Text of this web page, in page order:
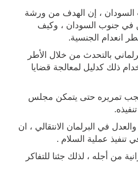
السودان ، إن الهدف من ورشة
في جنوب السودان ، وكيف
انعدام الجنسية.
بالتحدث من خلال الأطر
ذلك كدليل لمعالجة قضايا
يجب تمريره حتى يتمكن مجلس
في البرلمان الانتقالي ، ان
تنفيذ عملية السلام .
من أجله ، لذلك جئنا للتفاكر